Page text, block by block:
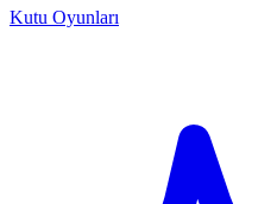
Kutu Oyunları